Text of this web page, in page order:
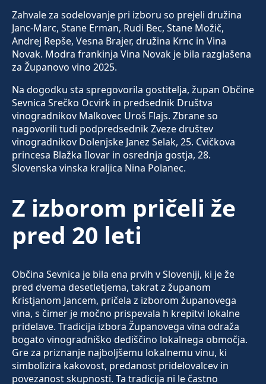
Zahvale za sodelovanje pri izboru so prejeli družina
Janc-Marc, Stane Erman, Rudi Bec, Stane Možič,
Andrej Repše, Vesna Brajer, družina Krnc in Vina
Novak. Modra frankinja Vina Novak je bila razglašena
za Županovo vino 2025.
Na dogodku sta spregovorila gostitelja, župan Občine
Sevnica Srečko Ocvirk in predsednik Društva
vinogradnikov Malkovec Uroš Flajs. Zbrane so
nagovorili tudi podpredsednik Zveze društev
vinogradnikov Dolenjske Janez Selak, 25. Cvičkova
princesa Blažka Ilovar in osrednja gostja, 28.
Slovenska vinska kraljica Nina Polanec.
Z izborom pričeli že
pred 20 leti
Občina Sevnica je bila ena prvih v Sloveniji, ki je že
pred dvema desetletjema, takrat z županom
Kristjanom Jancem, pričela z izborom županovega
vina, s čimer je močno prispevala h krepitvi lokalne
pridelave. Tradicija izbora Županovega vina odraža
bogato vinogradniško dediščino lokalnega območja.
Gre za priznanje najboljšemu lokalnemu vinu, ki
simbolizira kakovost, predanost pridelovalcev in
povezanost skupnosti. Ta tradicija ni le častno